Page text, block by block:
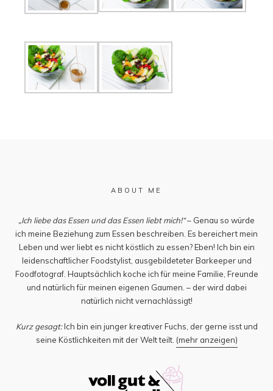
ABOUT ME
„Ich liebe das Essen und das Essen liebt mich!“– Genau so würde
ich meine Beziehung zum Essen beschreiben. Es bereichert mein
Leben und wer liebt es nicht köstlich zu essen? Eben! Ich bin ein
leidenschaftlicher Foodstylist, ausgebildeteter Barkeeper und
Foodfotograf. Hauptsächlich koche ich für meine Familie, Freunde
und natürlich für meinen eigenen Gaumen. – der wird dabei
natürlich nicht vernachlässigt!
Kurz gesagt:Ich bin ein junger kreativer Fuchs, der gerne isst und
seine Köstlichkeiten mit der Welt teilt. (mehr anzeigen)